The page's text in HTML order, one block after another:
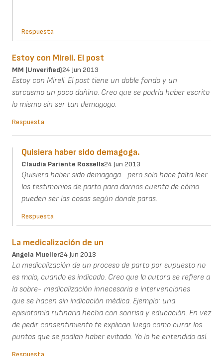
Respuesta
Estoy con Mireli. El post
MM (unverified)24 Jun 2013
Estoy con Mireli. El post tiene un doble fondo y un
sarcasmo un poco dañino. Creo que se podría haber escrito
lo mismo sin ser tan demagogo.
Respuesta
Quisiera haber sido demagoga.
Claudia Pariente Rossells24 Jun 2013
Quisiera haber sido demagoga... pero solo hace falta leer
los testimonios de parto para darnos cuenta de cómo
pueden ser las cosas según donde paras.
Respuesta
La medicalización de un
Angela Mueller24 Jun 2013
La medicalización de un proceso de parto por supuesto no
es malo, cuando es indicado. Creo que la autora se refiere a
la sobre- medicalización innecesaria e intervenciones
que se hacen sin indicación médica. Ejemplo: una
episiotomía rutinaria hecha con sonrisa y educación. En vez
de pedir consentimiento te explican luego como curar los
puntos que se podían haber evitado. Yo lo he entendido así.